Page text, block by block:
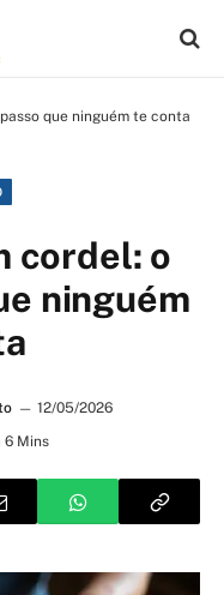
que ninguém te conta
cordel: o
ninguém
12/05/2026
6 Mins